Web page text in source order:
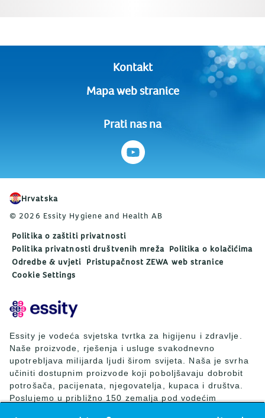
Kontakt
Mapa web stranice
Prati nas na
Hrvatska
© 2026 Essity Hygiene and Health AB
Politika o zaštiti privatnosti
Politika privatnosti društvenih mreža Politika o kolačićima
Odredbe & uvjeti Pristupačnost ZEWA web stranice
Cookie Settings
Essity je vodeća svjetska tvrtka za higijenu i zdravlje.
Naše proizvode, rješenja i usluge svakodnevno
upotrebljava milijarda ljudi širom svijeta. Naša je svrha
učiniti dostupnim proizvode koji poboljšavaju dobrobit
potrošača, pacijenata, njegovatelja, kupaca i društva.
Poslujemo u približno 150 zemalja pod vodećim